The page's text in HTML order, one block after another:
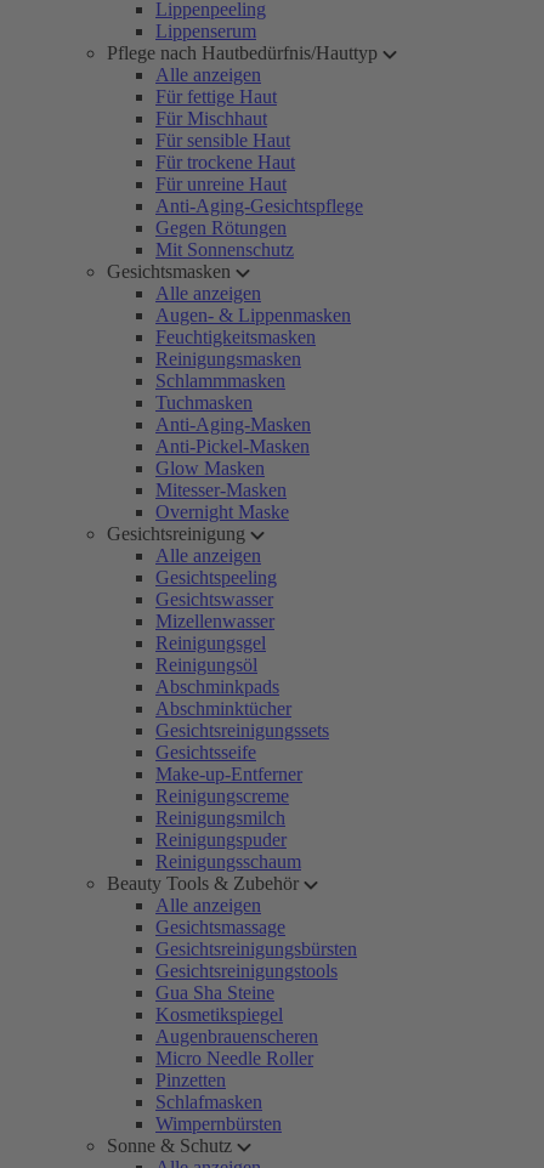
Lippenpeeling
Lippenserum
Pflege nach Hautbedürfnis/Hauttyp
Alle anzeigen
Für fettige Haut
Für Mischhaut
Für sensible Haut
Für trockene Haut
Für unreine Haut
Anti-Aging-Gesichtspflege
Gegen Rötungen
Mit Sonnenschutz
Gesichtsmasken
Alle anzeigen
Augen- & Lippenmasken
Feuchtigkeitsmasken
Reinigungsmasken
Schlammmasken
Tuchmasken
Anti-Aging-Masken
Anti-Pickel-Masken
Glow Masken
Mitesser-Masken
Overnight Maske
Gesichtsreinigung
Alle anzeigen
Gesichtspeeling
Gesichtswasser
Mizellenwasser
Reinigungsgel
Reinigungsöl
Abschminkpads
Abschminktücher
Gesichtsreinigungssets
Gesichtsseife
Make-up-Entferner
Reinigungscreme
Reinigungsmilch
Reinigungspuder
Reinigungsschaum
Beauty Tools & Zubehör
Alle anzeigen
Gesichtsmassage
Gesichtsreinigungsbürsten
Gesichtsreinigungstools
Gua Sha Steine
Kosmetikspiegel
Augenbrauenscheren
Micro Needle Roller
Pinzetten
Schlafmasken
Wimpernbürsten
Sonne & Schutz